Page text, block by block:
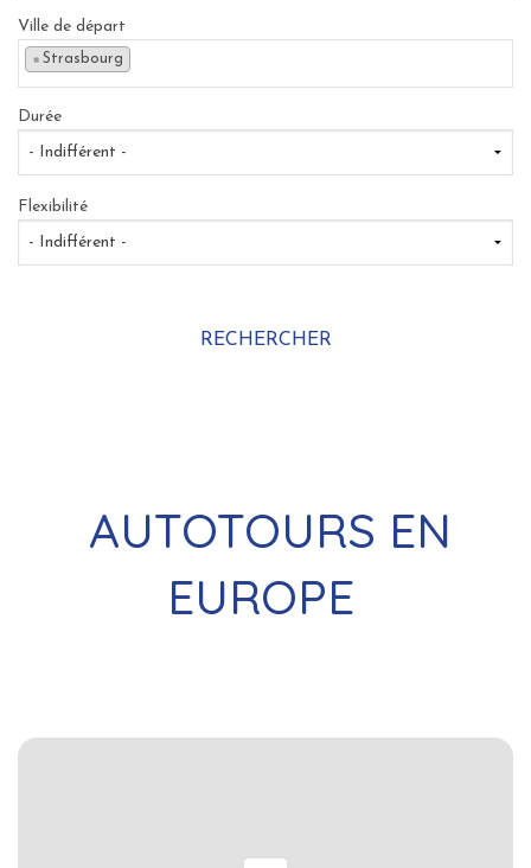
Ville de départ
× Strasbourg
Durée
Flexibilité
AUTOTOURS EN
EUROPE